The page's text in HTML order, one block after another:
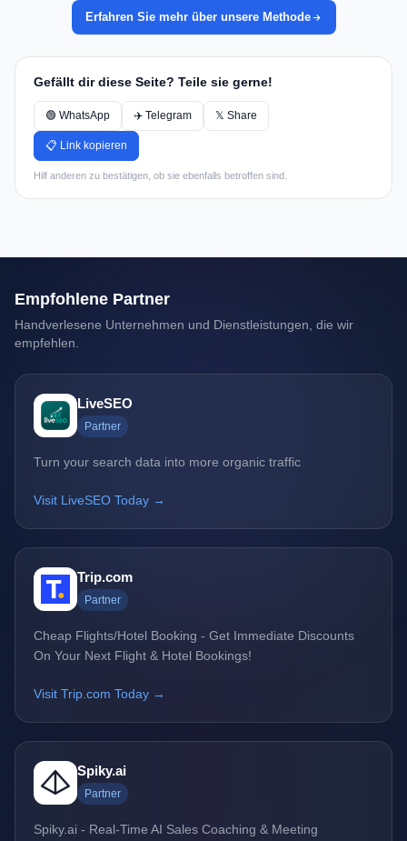
Erfahren Sie mehr über unsere Methode
Gefällt dir diese Seite? Teile sie gerne!
🟢 WhatsApp ✈️ Telegram 𝕏 Share
📋 Link kopieren
Hilf anderen zu bestätigen, ob sie ebenfalls betroffen sind.
Empfohlene Partner
Handverlesene Unternehmen und Dienstleistungen, die wir
empfehlen.
LiveSEO
Partner
Turn your search data into more organic traffic
Visit LiveSEO Today →
Trip.com
Partner
Cheap Flights/Hotel Booking - Get Immediate Discounts
On Your Next Flight & Hotel Bookings!
Visit Trip.com Today →
Spiky.ai
Partner
Spiky.ai - Real-Time AI Sales Coaching & Meeting